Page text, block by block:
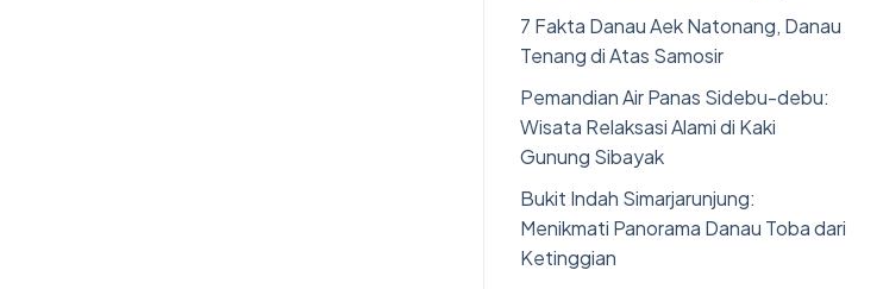
7 Fakta Danau Aek Natonang, Danau
Tenang di Atas Samosir
Pemandian Air Panas Sidebu-debu:
Wisata Relaksasi Alami di Kaki
Gunung Sibayak
Bukit Indah Simarjarunjung:
Menikmati Panorama Danau Toba dari
Ketinggian